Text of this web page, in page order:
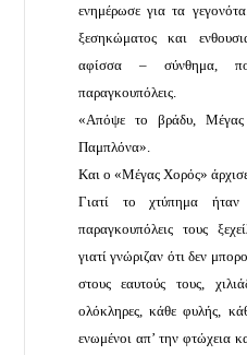
ενημέρωσε για τα
ξεσηκώματος και
αφίσσα – σύνθημα,
παραγκουπόλεις.
«Απόψε το βράδυ, Μέγας
Παμπλόνα».
Και ο «Μέγας Χορός»
Γιατί το χτύπημα ήταν
παραγκουπόλεις τους
γιατί γνώριζαν ότι δεν
στους εαυτούς τους,
ολόκληρες, κάθε φυλής,
ενωμένοι απ’ την φτώχεια